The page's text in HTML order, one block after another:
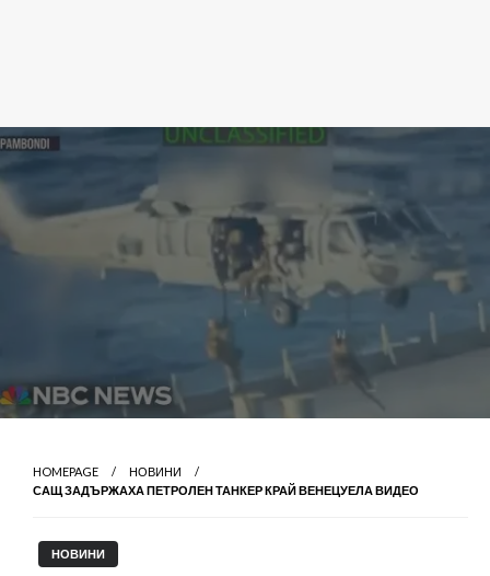
HOMEPAGE
НОВИНИ
САЩ ЗАДЪРЖАХА ПЕТРОЛЕН ТАНКЕР КРАЙ ВЕНЕЦУЕЛА ВИДЕО
НОВИНИ